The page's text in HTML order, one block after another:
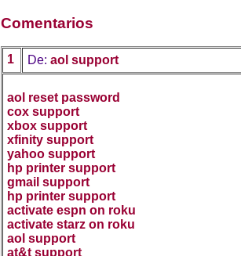
Comentarios
1 De: aol support
aol reset password
cox support
xbox support
xfinity support
yahoo support
hp printer support
gmail support
hp printer support
activate espn on roku
activate starz on roku
aol support
at&t support